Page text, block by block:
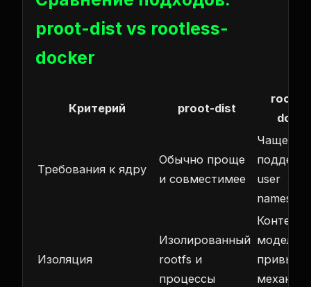
proot-dist vs rootless-
docker
Критерий proot-dist
Требования к ядру
Обычно проще
и совместимее
Чаще
user
Изоляция
Изолированный
rootfs и
процессы
модель +